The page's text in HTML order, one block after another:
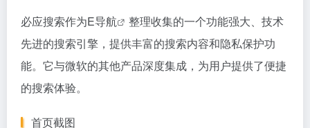
必应搜索作为E导航
整理收集的一个功能强大、技术
先进的搜索引擎，提供丰富的搜索内容和隐私保护功
能。它与微软的其他产品深度集成，为用户提供了便捷
的搜索体验。
首页截图